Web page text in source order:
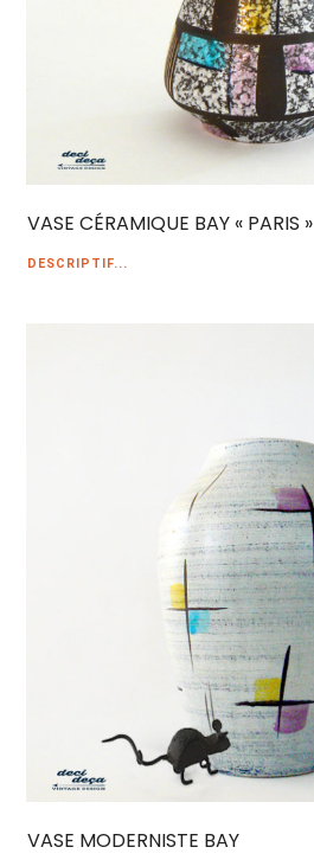
VASE CÉRAMIQUE BAY « PARIS »
DESCRIPTIF...
VASE MODERNISTE BAY